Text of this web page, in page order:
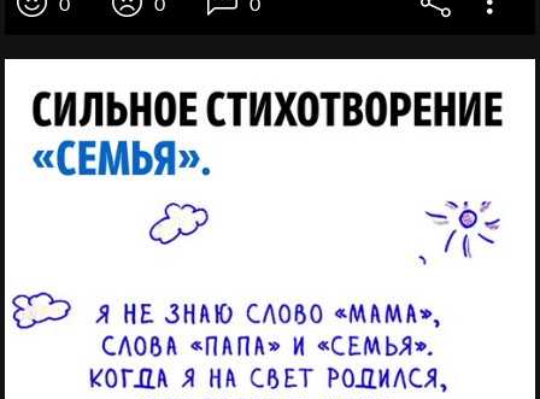
0 0 0